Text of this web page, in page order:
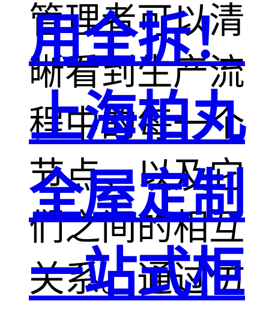
管理者可以清
晰看到生产流
程中的每一个
节点，以及它
们之间的相互
关系。通过仿
用全拆！
上海柏丸
全屋定制
一站式柜